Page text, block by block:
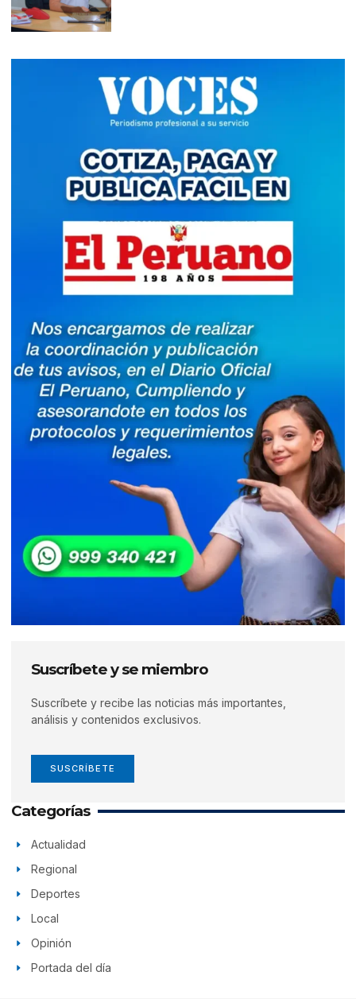
Suscríbete y se miembro
Suscríbete y recibe las noticias más importantes,
análisis y contenidos exclusivos.
SUSCRÍBETE
Categorías
Actualidad
Regional
Deportes
Local
Opinión
Portada del día